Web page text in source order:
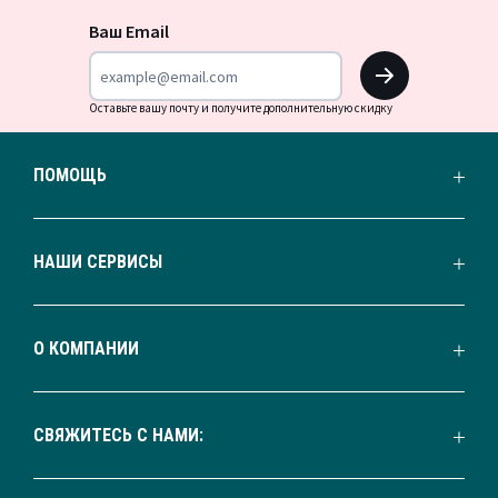
Ваш Email
OK
Оставьте вашу почту и получите дополнительную скидку
ПОМОЩЬ
НАШИ СЕРВИСЫ
О КОМПАНИИ
СВЯЖИТЕСЬ С НАМИ: